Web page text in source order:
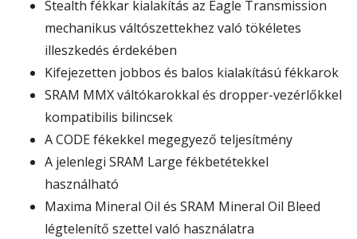
Stealth fékkar kialakítás az Eagle Transmission
mechanikus váltószettekhez való tökéletes
illeszkedés érdekében
Kifejezetten jobbos és balos kialakítású fékkarok
SRAM MMX váltókarokkal és dropper-vezérlőkkel
kompatibilis bilincsek
A CODE fékekkel megegyező teljesítmény
A jelenlegi SRAM Large fékbetétekkel
használható
Maxima Mineral Oil és SRAM Mineral Oil Bleed
légtelenítő szettel való használatra